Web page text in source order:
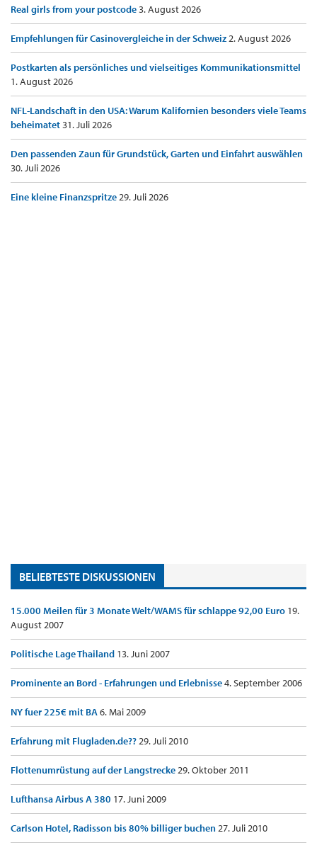
Real girls from your postcode3. August 2026
Empfehlungen für Casinovergleiche in der Schweiz2. August 2026
Postkarten als persönliches und vielseitiges Kommunikationsmittel
1. August 2026
NFL-Landschaft in den USA: Warum Kalifornien besonders viele Teams
beheimatet31. Juli 2026
Den passenden Zaun für Grundstück, Garten und Einfahrt auswählen
30. Juli 2026
Eine kleine Finanzspritze29. Juli 2026
BELIEBTESTE DISKUSSIONEN
15.000 Meilen für 3 Monate Welt/WAMS für schlappe 92,00 Euro 19.
August 2007
Politische Lage Thailand 13. Juni 2007
Prominente an Bord - Erfahrungen und Erlebnisse4. September 2006
NY fuer 225€ mit BA6. Mai 2009
Erfahrung mit Flugladen.de??29. Juli 2010
Flottenumrüstung auf der Langstrecke29. Oktober 2011
Lufthansa Airbus A 380 17. Juni 2009
Carlson Hotel, Radisson bis 80% billiger buchen27. Juli 2010